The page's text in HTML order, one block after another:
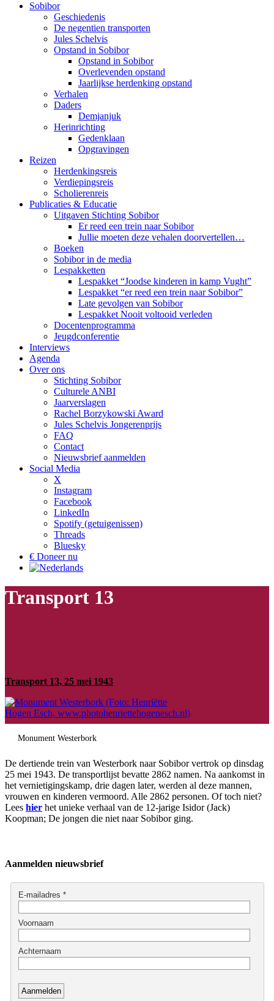
Sobibor
Geschiedenis
De negentien transporten
Jules Schelvis
Opstand in Sobibor
Opstand in Sobibor
Overlevenden opstand
Jaarlijkse herdenking opstand
Verhalen
Daders
Demjanjuk
Herinrichting
Gedenklaan
Opgravingen
Reizen
Herdenkingsreis
Verdiepingsreis
Scholierenreis
Publicaties & Educatie
Uitgaven Stichting Sobibor
Er reed een trein naar Sobibor
Jullie moeten deze vehalen doorvertellen…
Boeken
Sobibor in de media
Lespakketten
Lespakket “Joodse kinderen in kamp Vught”
Lespakket “er reed een trein naar Sobibor”
Late gevolgen van Sobibor
Lespakket Nooit voltooid verleden
Docentenprogramma
Jeugdconferentie
Interviews
Agenda
Over ons
Stichting Sobibor
Culturele ANBI
Jaarverslagen
Rachel Borzykowski Award
Jules Schelvis Jongerenprijs
FAQ
Contact
Nieuwsbrief aanmelden
Social Media
X
Instagram
Facebook
LinkedIn
Spotify (getuigenissen)
Threads
Bluesky
€ Doneer nu
Transport 13
Transport 13, 25 mei 1943
Monument Westerbork
De dertiende trein van Westerbork naar Sobibor vertrok op dinsdag
25 mei 1943. De transportlijst bevatte 2862 namen. Na aankomst in
het vernietigingskamp, drie dagen later, werden al deze mannen,
vrouwen en kinderen vermoord. Alle 2862 personen. Of toch niet?
Lees hier het unieke verhaal van de 12-jarige Isidor (Jack)
Koopman; De jongen die niet naar Sobibor ging.
Aanmelden nieuwsbrief